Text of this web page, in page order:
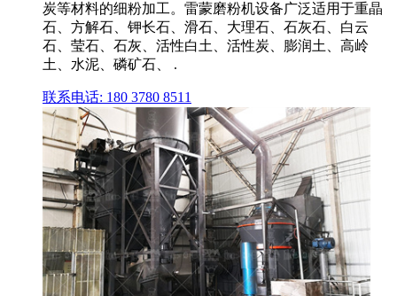
炭等材料的细粉加工。雷蒙磨粉机设备广泛适用于重晶
石、方解石、钾长石、滑石、大理石、石灰石、白云
石、莹石、石灰、活性白土、活性炭、膨润土、高岭
土、水泥、磷矿石、 .
联系电话: 180 3780 8511